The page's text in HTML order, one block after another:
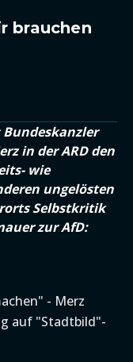
brauchen
Bundeskanzler
in der ARD den
wie
ungelösten
Selbstkritik
zur AfD:
- Merz
auf "Stadtbild"-